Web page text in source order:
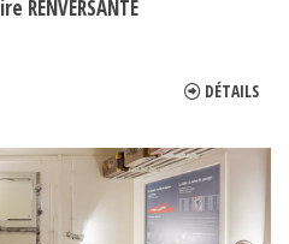
RENVERSANTE
DÉTAILS